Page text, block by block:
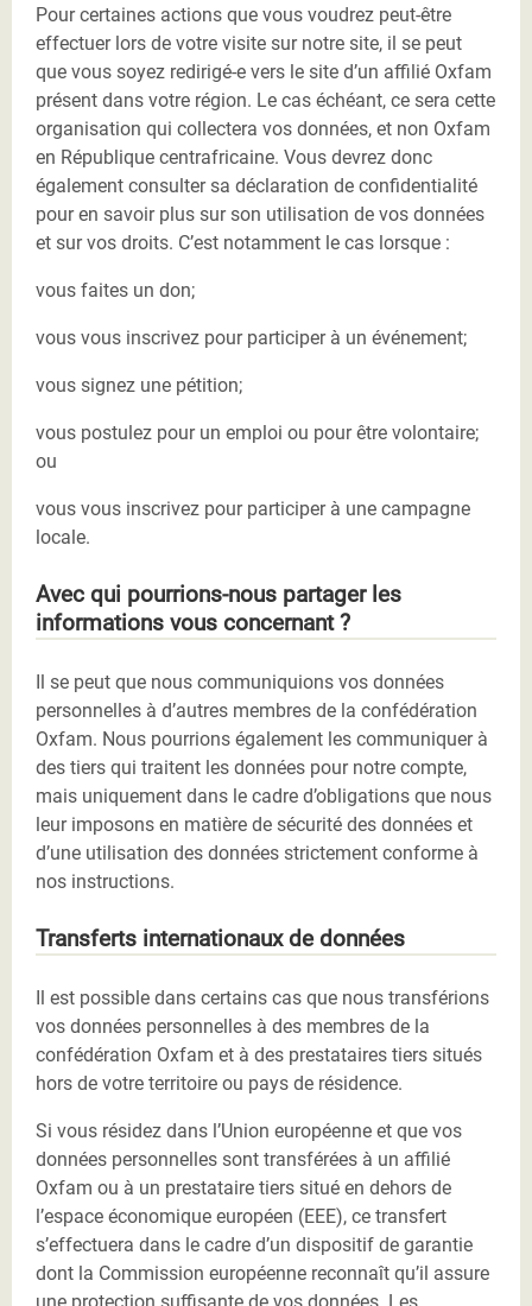
Pour certaines actions que vous voudrez peut-être
effectuer lors de votre visite sur notre site, il se peut
que vous soyez redirigé-e vers le site d’un affilié Oxfam
présent dans votre région. Le cas échéant, ce sera cette
organisation qui collectera vos données, et non Oxfam
en République centrafricaine. Vous devrez donc
également consulter sa déclaration de confidentialité
pour en savoir plus sur son utilisation de vos données
et sur vos droits. C’est notamment le cas lorsque :
vous faites un don;
vous vous inscrivez pour participer à un événement;
vous signez une pétition;
vous postulez pour un emploi ou pour être volontaire;
ou
vous vous inscrivez pour participer à une campagne
locale.
Avec qui pourrions-nous partager les
informations vous concernant ?
Il se peut que nous communiquions vos données
personnelles à d’autres membres de la confédération
Oxfam. Nous pourrions également les communiquer à
des tiers qui traitent les données pour notre compte,
mais uniquement dans le cadre d’obligations que nous
leur imposons en matière de sécurité des données et
d’une utilisation des données strictement conforme à
nos instructions.
Transferts internationaux de données
Il est possible dans certains cas que nous transférions
vos données personnelles à des membres de la
confédération Oxfam et à des prestataires tiers situés
hors de votre territoire ou pays de résidence.
Si vous résidez dans l’Union européenne et que vos
données personnelles sont transférées à un affilié
Oxfam ou à un prestataire tiers situé en dehors de
l’espace économique européen (EEE), ce transfert
s’effectuera dans le cadre d’un dispositif de garantie
dont la Commission européenne reconnaît qu’il assure